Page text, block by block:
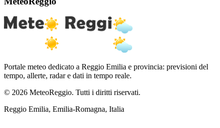
Portale meteo dedicato a Reggio Emilia e provincia: previsioni del
tempo, allerte, radar e dati in tempo reale.
© 2026 MeteoReggio. Tutti i diritti riservati.
Reggio Emilia, Emilia-Romagna, Italia